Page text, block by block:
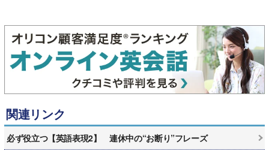
関連リンク
必ず役立つ【英語表現2】 連休中の“お断り”フレーズ